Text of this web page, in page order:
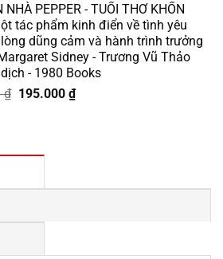
là:
175.000 ₫.
tại
là:
158.000 ₫.
NHÀ PEPPER - TUỔI THƠ KHỐN
tác phẩm kinh điển về tình yêu
dũng cảm và hành trình trưởng
Sidney - Trương Vũ Thảo
- 1980 Books
₫ Giá
195.000 ₫Giá